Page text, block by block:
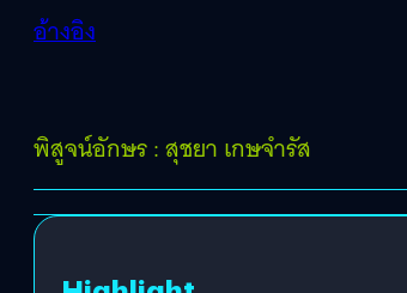
อ้างอิง
พิสูจน์อักษร : สุชยา เกษจำรัส